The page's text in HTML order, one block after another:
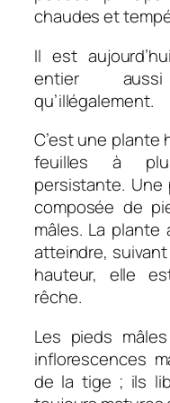
chaudes et
Il est
entier
qu’illégalement.
C’est une plante
feuilles à
persistante.
composée de
mâles. La
atteindre,
hauteur, elle
rêche.
Les pieds
inflorescences
de la tige ; ils